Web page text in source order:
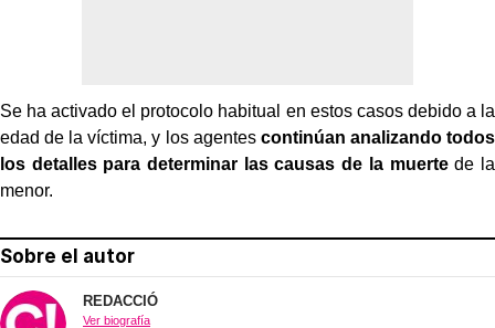
Se ha activado el protocolo habitual en estos casos debido a la
edad de la víctima, y los agentes continúan analizando todos
los detalles para determinar las causas de la muertede la
menor.
Sobre el autor
REDACCIÓ
Ver biografía